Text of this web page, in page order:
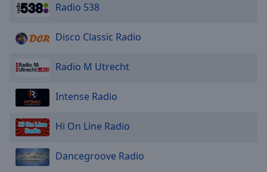
Radio 538
Disco Classic Radio
Radio M Utrecht
Intense Radio
Hi On Line Radio
Dancegroove Radio